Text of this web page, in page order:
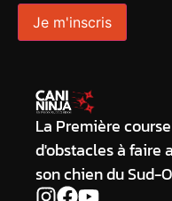
La Première course
d'obstacles à faire
son chien du Sud-